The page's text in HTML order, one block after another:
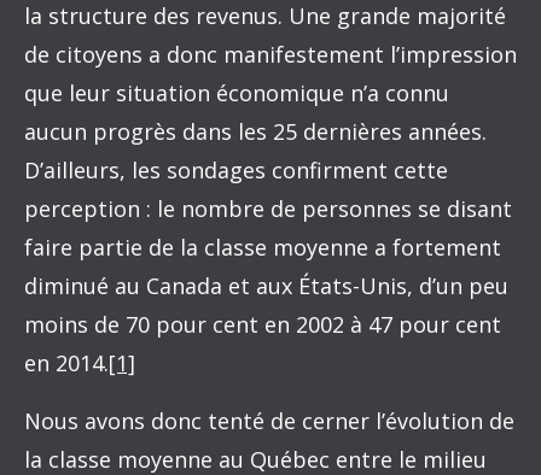
la structure des revenus. Une grande majorité
de citoyens a donc manifestement l’impression
que leur situation économique n’a connu
aucun progrès dans les 25 dernières années.
D’ailleurs, les sondages confirment cette
perception : le nombre de personnes se disant
faire partie de la classe moyenne a fortement
diminué au Canada et aux États-Unis, d’un peu
moins de 70 pour cent en 2002 à 47 pour cent
en 2014.[1]
Nous avons donc tenté de cerner l’évolution de
la classe moyenne au Québec entre le milieu